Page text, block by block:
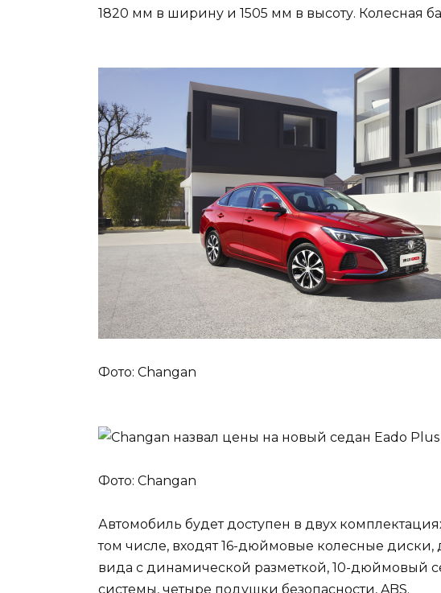
1820 мм в ширину и 1505 мм в высоту. Колесная
Фото: Changan
Фото: Changan
Автомобиль будет доступен в двух
том числе, входят 16-дюймовые колесные диски,
вида с динамической разметкой, 10-дюймовый
системы, четыре подушки безопасности, ABS.